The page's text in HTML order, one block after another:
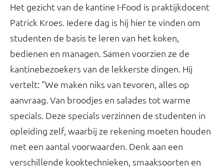
Het gezicht van de kantine I-Food is praktijkdocent
Patrick Kroes. Iedere dag is hij hier te vinden om
studenten de basis te leren van het koken,
bedienen en managen. Samen voorzien ze de
kantinebezoekers van de lekkerste dingen. Hij
vertelt: “We maken niks van tevoren, alles op
aanvraag. Van broodjes en salades tot warme
specials. Deze specials verzinnen de studenten in
opleiding zelf, waarbij ze rekening moeten houden
met een aantal voorwaarden. Denk aan een
verschillende kooktechnieken, smaaksoorten en